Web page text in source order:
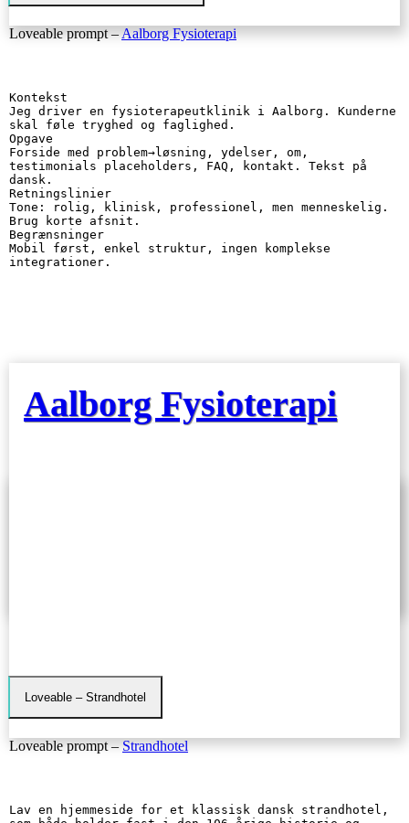
Loveable prompt –Aalborg Fysioterapi
Kontekst
Jeg driver en fysioterapeutklinik i Aalborg. Kunderne
skal føle tryghed og faglighed.
Opgave
Forside med problem→løsning, ydelser, om,
testimonials placeholders, FAQ, kontakt. Tekst på
dansk.
Retningslinier
Tone: rolig, klinisk, professionel, men menneskelig.
Brug korte afsnit.
Begrænsninger
Mobil først, enkel struktur, ingen komplekse
integrationer.
Aalborg Fysioterapi
Loveable – Strandhotel
Loveable prompt –Strandhotel
Lav en hjemmeside for et klassisk dansk strandhotel,